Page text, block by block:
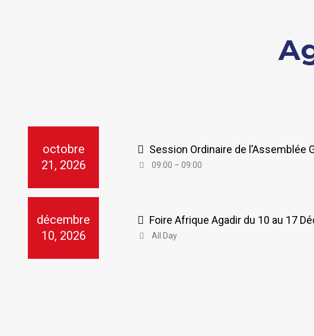
octobre
21, 2026
Session Ordinaire de l’Assemblée
09:00 – 09:00
décembre
10, 2026
Foire Afrique Agadir du 10 au 17
All Day